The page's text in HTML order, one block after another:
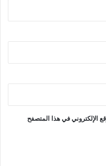
الإلكتروني في هذا المتصفح